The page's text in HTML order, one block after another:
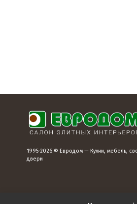
1995-2026 © Евродом — Кухни, мебель,
двери